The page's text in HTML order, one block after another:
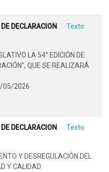
DECLARACION
Texto
LA 54° EDICIÓN DE
QUE SE REALIZARÁ
05/2026
DECLARACION
Texto
Y DESREGULACIÓN DEL
Y CALIDAD